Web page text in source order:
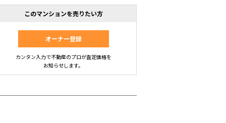
このマンションを売りたい方
オーナー登録
カンタン入力で不動産のプロが査定価格を
お知らせします。